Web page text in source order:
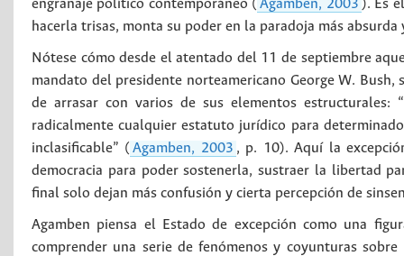
engranaje político contemporáneo ( Agamben, 2003 ). Es
hacerla trisas, monta su poder en la paradoja más absurda
Nótese cómo desde el atentado del 11 de septiembre
mandato del presidente norteamericano George W.
de arrasar con varios de sus elementos estructurales:
radicalmente cualquier estatuto jurídico para
inclasificable” ( Agamben, 2003 , p. 10). Aquí la
democracia para poder sostenerla, sustraer la libertad
final solo dejan más confusión y cierta percepción de
Agamben piensa el Estado de excepción como una
comprender una serie de fenómenos y coyunturas